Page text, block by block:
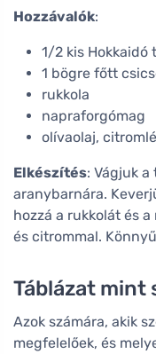
Hozzávalók:
1/2 kis Hokkaidó
1 bögre főtt
rukkola
napraforgómag
olívaolaj, citromlé
Elkészítés: Vágjuk
aranybarnára.
hozzá a rukkolát és
és citrommal.
Táblázat mint
Azok számára, akik
megfelelőek, és